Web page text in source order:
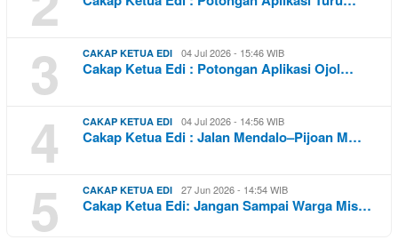
3 CAKAP KETUA EDI 04 Jul 2026 - 15:46 WIB
Cakap Ketua Edi : Potongan Aplikasi Ojol…
4 CAKAP KETUA EDI 04 Jul 2026 - 14:56 WIB
Cakap Ketua Edi : Jalan Mendalo–Pijoan M…
5 CAKAP KETUA EDI 27 Jun 2026 - 14:54 WIB
Cakap Ketua Edi: Jangan Sampai Warga Mis…